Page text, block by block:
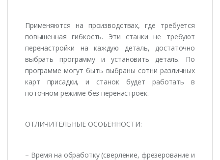
Применяются на производствах, где требуется
повышенная гибкость. Эти станки не требуют
перенастройки на каждую деталь, достаточно
выбрать программу и установить деталь. По
программе могут быть выбраны сотни различных
карт присадки, и станок будет работать в
поточном режиме без перенастроек.
ОТЛИЧИТЕЛЬНЫЕ ОСОБЕННОСТИ:
– Время на обработку (сверление, фрезерование и